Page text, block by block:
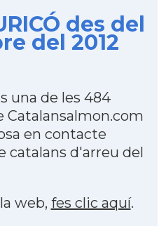
des del
del 2012
una de les 484
Catalansalmon.com
en contacte
catalans d'arreu del
web, fes clic aquí.